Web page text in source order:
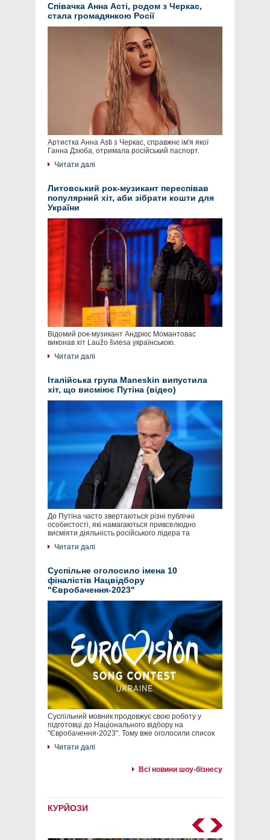
Співачка Анна Асті, родом з Черкас,
стала громадянкою Росії
Артистка Анна Asti з Черкас, справжнє ім'я якої
Ганна Дзюба, отримала російський паспорт.
Читати далі
Литовський рок-музикант переспівав
популярний хіт, аби зібрати кошти для
України
Відомий рок-музикант Андрюс Момантовас
виконав хіт Laužo šviesa українською.
Читати далі
Італійська група Maneskin випустила
хіт, що висміює Путіна (відео)
До Путіна часто звертаються різні публічні
особистості, які намагаються привселюдно
висміяти діяльність російського лідера та
Читати далі
Суспільне оголосило імена 10
фіналістів Нацвідбору
"Євробачення-2023"
Суспільний мовник продовжує свою роботу у
підготовці до Національного відбору на
"Євробачення-2023". Тому вже оголосили список
Читати далі
Всі новини шоу-бізнесу
КУРЙОЗИ